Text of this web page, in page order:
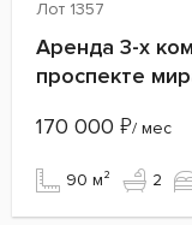
Лот 1357
Аренда 3-х
проспекте
170 000 ₽/ мес
90 м² 2